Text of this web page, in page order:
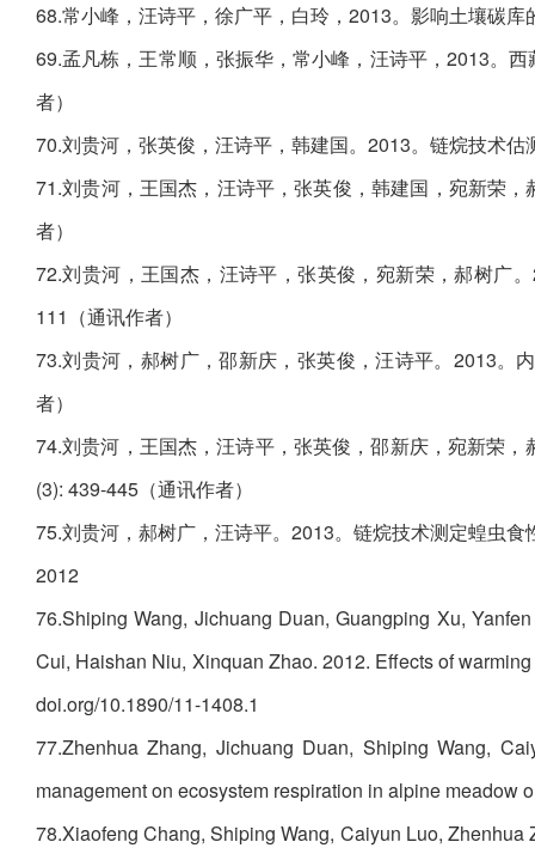
68.常小峰，汪诗平，徐广平，白玲，2013。影响土壤碳
69.孟凡栋，王常顺，张振华，常小峰，汪诗平，2013。
者）
70.刘贵河，张英俊，汪诗平，韩建国。2013。链烷技术
71.刘贵河，王国杰，汪诗平，张英俊，韩建国，宛新荣
者）
72.刘贵河，王国杰，汪诗平，张英俊，宛新荣，郝树广
111（通讯作者）
73.刘贵河，郝树广，邵新庆，张英俊，汪诗平。2013。
者）
74.刘贵河，王国杰，汪诗平，张英俊，邵新庆，宛新荣
(3): 439-445（通讯作者）
75.刘贵河，郝树广，汪诗平。2013。链烷技术测定蝗虫
2012
76.Shiping Wang, Jichuang Duan, Guangping Xu,
Cui, Haishan Niu, Xinquan Zhao. 2012. Effects of
doi.org/10.1890/11-1408.1
77.Zhenhua Zhang, Jichuang Duan, Shiping Wang,
management on ecosystem respiration in alpine
78.Xiaofeng Chang, Shiping Wang, Caiyun Luo,